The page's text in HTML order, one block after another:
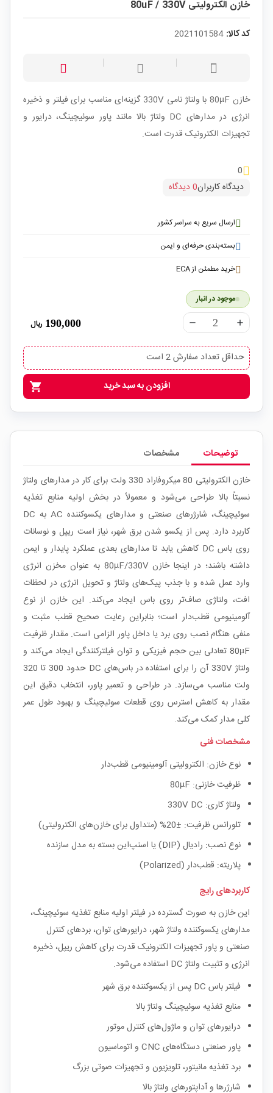
خازن الکترولیتی 80uF / 330V
کد کالا: 2021101584
خازن 80µF با ولتاژ نامی 330V گزینه‌ای مناسب برای فیلتر و ذخیره
انرژی در مدارهای DC ولتاژ بالا مانند پاور سوئیچینگ، درایور و
تجهیزات الکترونیک قدرت است.
0
دیدگاه کاربران0 دیدگاه
ارسال سریع به سراسر کشور
بسته‌بندی حرفه‌ای و ایمن
خرید مطمئن از ECA
موجود در انبار
remove add
190,000 ریال
حداقل تعداد سفارش 2 است
shopping_cart افزودن به سبد خرید
توضیحات
مشخصات
خازن الکترولیتی 80 میکروفاراد 330 ولت برای کار در مدارهای ولتاژ
نسبتاً بالا طراحی می‌شود و معمولاً در بخش اولیه منابع تغذیه
سوئیچینگ، شارژرهای صنعتی و مدارهای یکسو‌کننده AC به DC
کاربرد دارد. پس از یکسو شدن برق شهر، نیاز است ریپل و نوسانات
روی باس DC کاهش یابد تا مدارهای بعدی عملکرد پایدار و ایمن
داشته باشند؛ در اینجا خازن 80µF/330V به عنوان مخزن انرژی
وارد عمل شده و با جذب پیک‌های ولتاژ و تحویل انرژی در لحظات
افت، ولتاژی صاف‌تر روی باس ایجاد می‌کند. این خازن از نوع
آلومینیومی قطب‌دار است؛ بنابراین رعایت صحیح قطب مثبت و
منفی هنگام نصب روی برد یا داخل پاور الزامی است. مقدار ظرفیت
80µF تعادلی بین حجم فیزیکی و توان فیلترکنندگی ایجاد می‌کند و
ولتاژ 330V آن را برای استفاده در باس‌های DC حدود 300 تا 320
ولت مناسب می‌سازد. در طراحی و تعمیر پاور، انتخاب دقیق این
مقدار به کاهش استرس روی قطعات سوئیچینگ و بهبود طول عمر
کلی مدار کمک می‌کند.
مشخصات فنی
نوع خازن: الکترولیتی آلومینیومی قطب‌دار
ظرفیت خازنی: 80µF
ولتاژ کاری: 330V DC
تلورانس ظرفیت: ±20% (متداول برای خازن‌های الکترولیتی)
نوع نصب: رادیال (DIP) یا اسنپ‌این بسته به مدل سازنده
پلاریته: قطب‌دار (Polarized)
کاربردهای رایج
این خازن به صورت گسترده در فیلتر اولیه منابع تغذیه سوئیچینگ،
مدارهای یکسوکننده ولتاژ شهر، درایورهای توان، بردهای کنترل
صنعتی و پاور تجهیزات الکترونیک قدرت برای کاهش ریپل، ذخیره
انرژی و تثبیت ولتاژ DC استفاده می‌شود.
فیلتر باس DC پس از یکسوکننده برق شهر
منابع تغذیه سوئیچینگ ولتاژ بالا
درایورهای توان و ماژول‌های کنترل موتور
پاور صنعتی دستگاه‌های CNC و اتوماسیون
برد تغذیه مانیتور، تلویزیون و تجهیزات صوتی بزرگ
شارژرها و آداپتورهای ولتاژ بالا